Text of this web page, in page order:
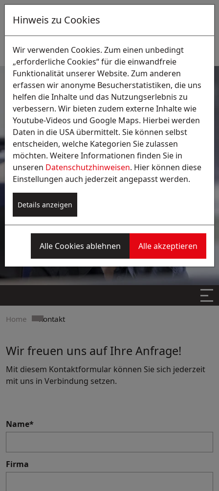
Suche:
Kontakt
Home Kontakt
Wir freuen uns auf Ihre Anfrage!
Mit diesem Kontaktformular können Sie sich jederzeit
mit uns in Verbindung setzen.
Name*
Firma
Hinweis zu Cookies
Wir verwenden Cookies. Zum einen unbedingt
„erforderliche Cookies“ für die einwandfreie
Funktionalität unserer Website. Zum anderen
erfassen wir anonyme Besucherstatistiken, die uns
helfen die Inhalte und das Nutzungserlebnis zu
verbessern. Wir bieten zudem externe Inhalte wie
Youtube-Videos und Google Maps. Hierbei werden
Daten in die USA übermittelt. Sie können selbst
entscheiden, welche Kategorien Sie zulassen
möchten. Weitere Informationen finden Sie in
unseren Datenschutzhinweisen. Hier können diese
Einstellungen auch jederzeit angepasst werden.
Details anzeigen
Alle Cookies ablehnen Alle akzeptieren